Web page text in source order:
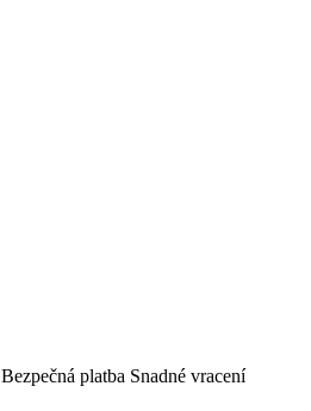
Bezpečná platba Snadné vracení